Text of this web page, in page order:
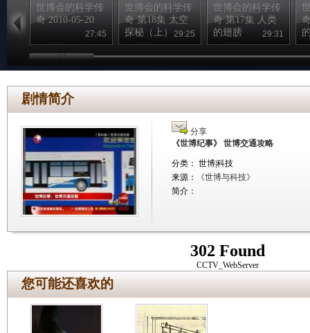
世博会的科学传
奇 2010-05-20
27:45
世博会的科学传
奇 第18集 太空
探秘（上）
29:25
世博会的科学传
奇 第17集 人类
的翅膀
29:31
剧情简介
分享
《世博纪事》 世博交通攻略
分类： 世博|科技
来源：
《世博与科技》
简介：
302 Found
CCTV_WebServer
您可能还喜欢的